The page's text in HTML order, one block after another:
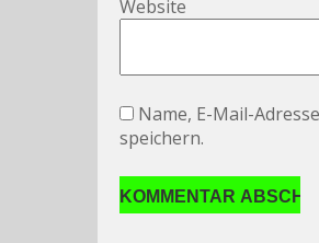
Website
Name, E-Mail-
speichern.